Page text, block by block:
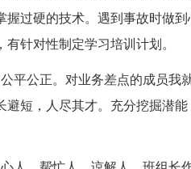
过硬的技术。遇到事故时做
针对性制定学习培训计划。
平公正。对业务差点的成员我
短，人尽其才。充分挖掘潜